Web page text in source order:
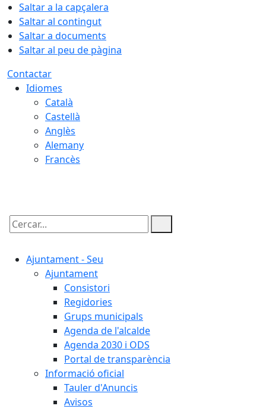
Saltar a la capçalera
Saltar al contingut
Saltar a documents
Saltar al peu de pàgina
Contactar
Idiomes
Català
Castellà
Anglès
Alemany
Francès
Cercar:
Ajuntament - Seu
Ajuntament
Consistori
Regidories
Grups municipals
Agenda de l'alcalde
Agenda 2030 i ODS
Portal de transparència
Informació oficial
Tauler d'Anuncis
Avisos